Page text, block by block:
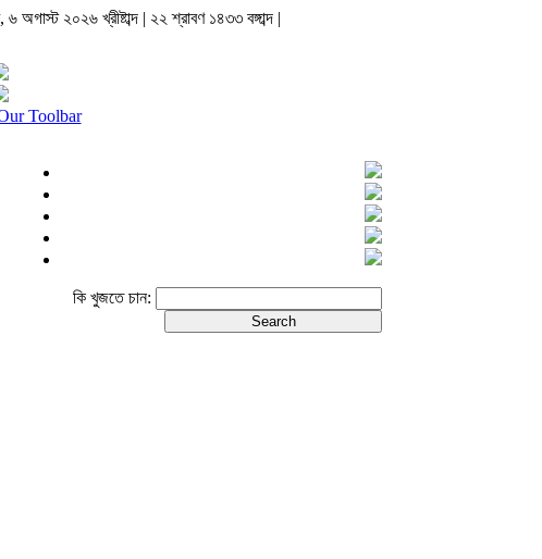
৬ অগাস্ট ২০২৬ খ্রীষ্টাব্দ | ২২ শ্রাবণ ১৪৩৩ বঙ্গাব্দ |
Toolbar
কি খুজতে চান: